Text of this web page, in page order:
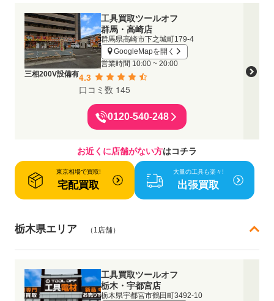
工具買取ツールオフ
群馬・高崎店
群馬県高崎市下之城町179-4
GoogleMapを開く
営業時間 10:00 ~ 20:00
三相200V設備有4.3
口コミ数 145
0120-540-248
お近くに店舗がない方はコチラ
東京相場で買取!
宅配買取
大量の工具も楽々!
出張買取
栃木県エリア （1店舗）
工具買取ツールオフ
栃木・宇都宮店
栃木県宇都宮市鶴田町3492-10